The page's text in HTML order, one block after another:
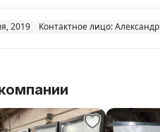
2019 Контактное лицо: Александр